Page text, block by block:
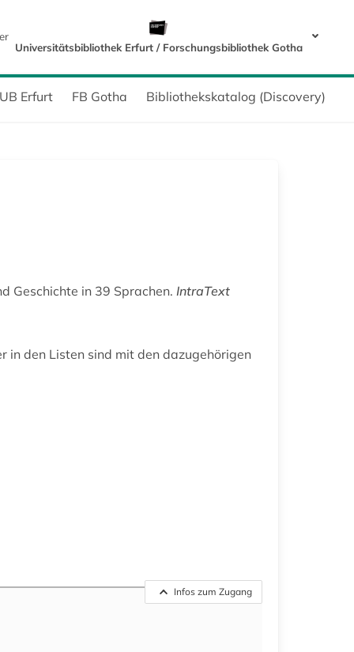
Universitätsbibliothek Erfurt / Forschungsbibliothek Gotha
UB Erfurt FB Gotha Bibliothekskatalog (Discovery)
Geschichte in 39 Sprachen. IntraText
in den Listen sind mit den dazugehörigen
Infos zum Zugang